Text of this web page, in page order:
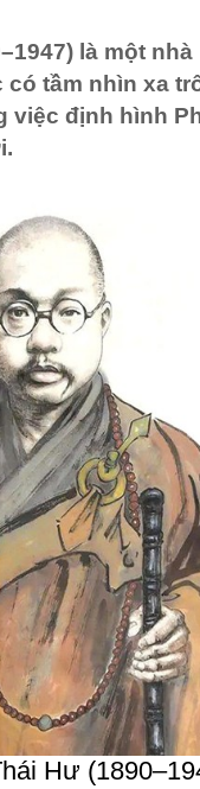
là một
có tầm nhìn xa
việc định hình
Hư